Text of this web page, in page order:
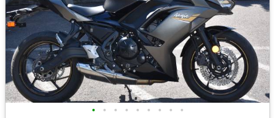
• • • • • • • • •